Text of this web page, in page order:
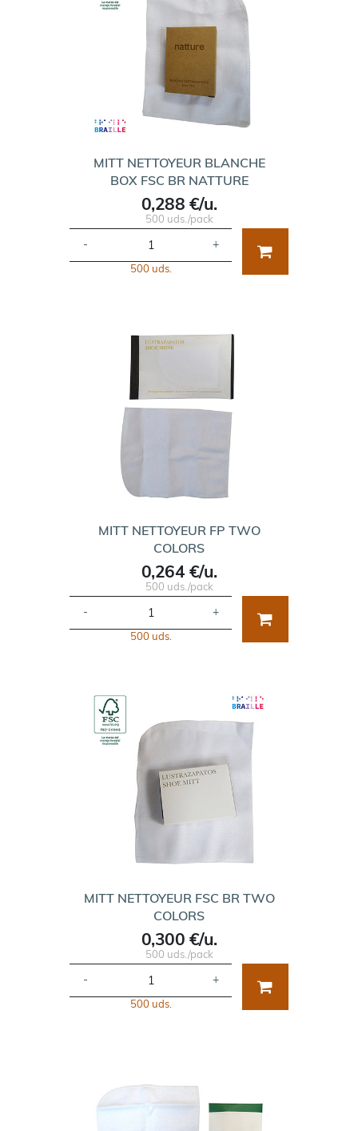
MITT NETTOYEUR BLANCHE
BOX FSC BR NATTURE
0,288 €/u.
500 uds./pack
- +
500 uds.
MITT NETTOYEUR FP TWO
COLORS
0,264 €/u.
500 uds./pack
- +
500 uds.
MITT NETTOYEUR FSC BR TWO
COLORS
0,300 €/u.
500 uds./pack
- +
500 uds.